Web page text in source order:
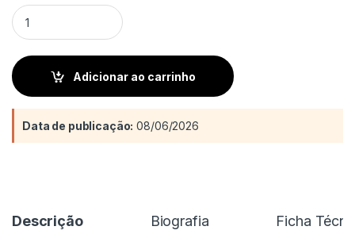
Pequenas metamorfoses domésticas quantity
Adicionar ao carrinho
Data de publicação: 08/06/2026
Descrição Biografia Ficha